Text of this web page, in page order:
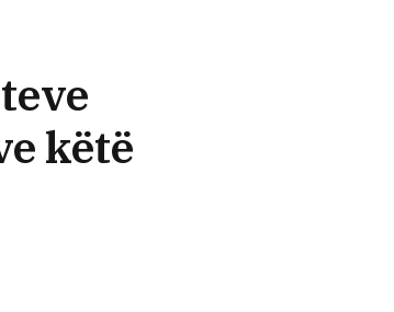
këtë